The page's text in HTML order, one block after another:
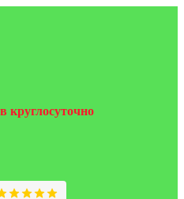
круглосуточно